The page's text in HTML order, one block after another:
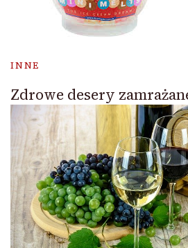
INNE
Zdrowe desery